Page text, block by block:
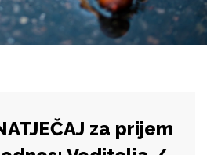
za prijem